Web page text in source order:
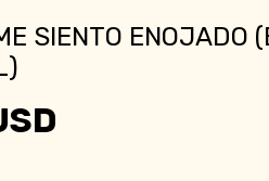
SIENTO ENOJADO